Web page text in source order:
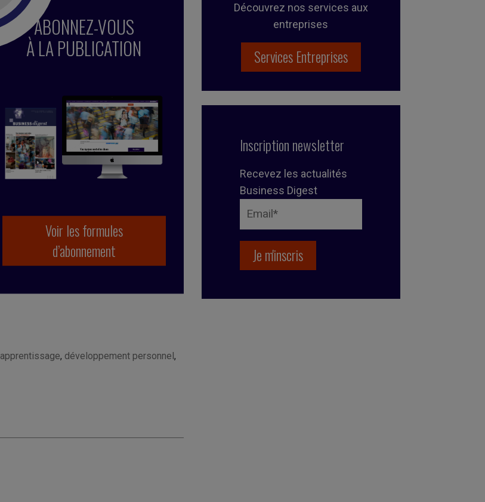
ABONNEZ-VOUS
À LA PUBLICATION
Voir les formules
d’abonnement
apprentissage, développement personnel,
Découvrez nos services aux
entreprises
Services Entreprises
Inscription newsletter
Recevez les actualités
Business Digest